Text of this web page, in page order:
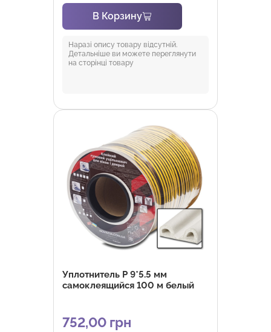
В Корзину
Наразі опису товару відсутній.
Детальніше ви можете переглянути
на сторінці товару
Уплотнитель P 9*5.5 мм
самоклеящийся 100 м белый
752,00 грн